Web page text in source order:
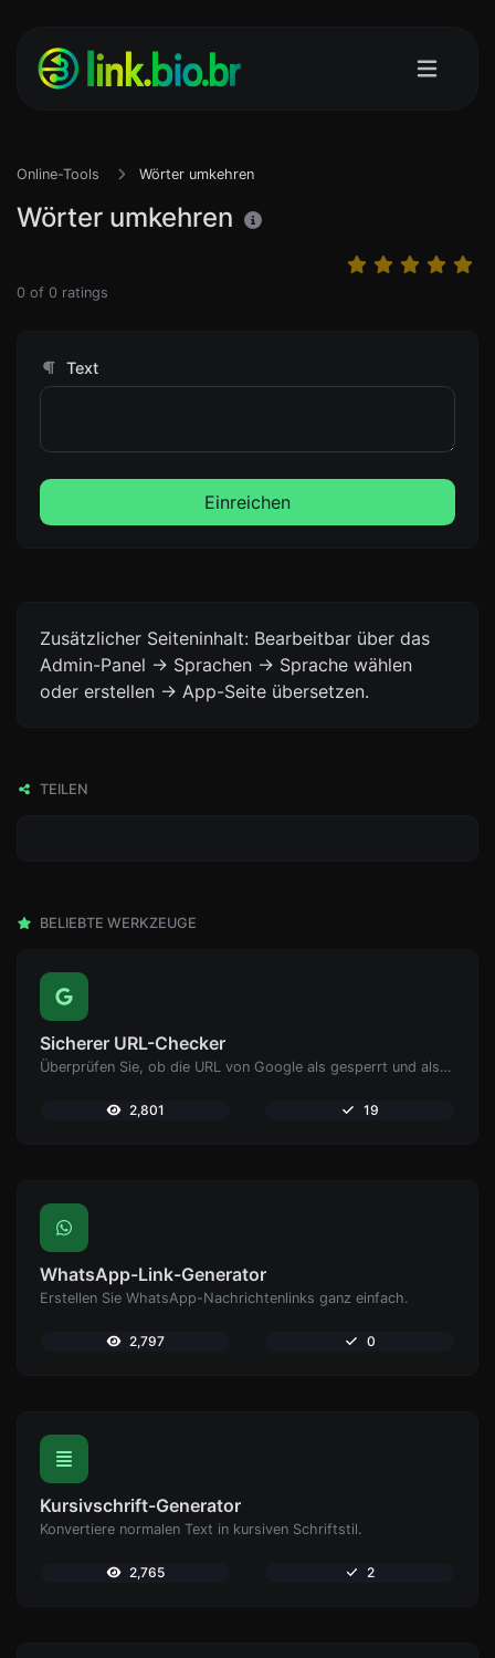
Online-Tools Wörter umkehren
Wörter umkehren
0 of 0 ratings
Text
Einreichen
Zusätzlicher Seiteninhalt: Bearbeitbar über das
Admin-Panel -> Sprachen -> Sprache wählen
oder erstellen -> App-Seite übersetzen.
TEILEN
BELIEBTE WERKZEUGE
Sicherer URL-Checker
Überprüfen Sie, ob die URL von Google als gesperrt und als sicher/unsicher gekennzeichnet ist.
2,801 19
WhatsApp-Link-Generator
Erstellen Sie WhatsApp-Nachrichtenlinks ganz einfach.
2,797 0
Kursivschrift-Generator
Konvertiere normalen Text in kursiven Schriftstil.
2,765 2